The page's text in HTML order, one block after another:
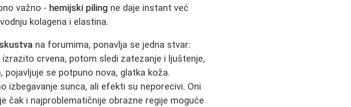
važno - hemijski piling ne daje instant već
kolagena i elastina.
na forumima, ponavlja se jedna stvar:
crvena, potom sledi zatezanje i ljuštenje,
se potpuno nova, glatka koža.
izbegavanje sunca, ali efekti su neporecivi. Oni
čak i najproblematičnije obrazne regije moguće